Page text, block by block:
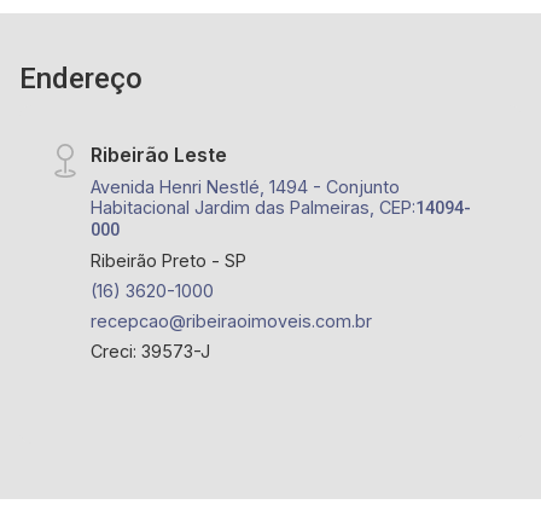
Endereço
Ribeirão Leste
Avenida Henri Nestlé, 1494 - Conjunto
Habitacional Jardim das Palmeiras, CEP:14094-
000
Ribeirão Preto - SP
(16) 3620-1000
recepcao@ribeiraoimoveis.com.br
Creci: 39573-J